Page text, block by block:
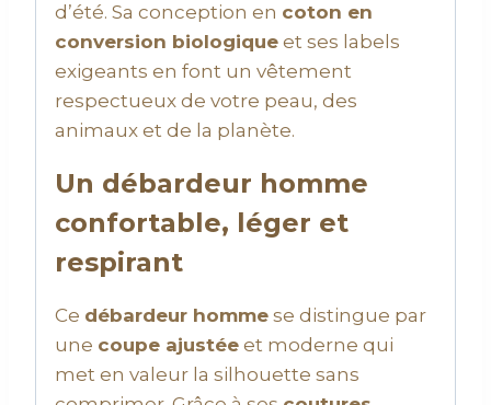
d’été. Sa conception en coton en
conversion biologique et ses labels
exigeants en font un vêtement
respectueux de votre peau, des
animaux et de la planète.
Un débardeur homme
confortable, léger et
respirant
Ce débardeur homme se distingue par
une coupe ajustée et moderne qui
met en valeur la silhouette sans